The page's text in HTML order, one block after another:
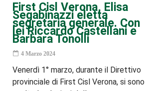
First Cisl Verona, Elisa
Segabinazzi eletta
segretaria generale. Con
lei Riccardo Castellani e
Barbara Tonolli
4 Marzo 2024
Venerdì 1° marzo, durante il Direttivo
provinciale di First Cisl Verona, si sono